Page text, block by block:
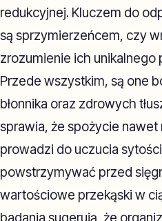
redukcyjnej. Kluczem do
są sprzymierzeńcem, czy
zrozumienie ich
Przede wszystkim, są one
błonnika oraz zdrowych
sprawia, że spożycie
prowadzi do uczucia
powstrzymywać przed
wartościowe przekąski w